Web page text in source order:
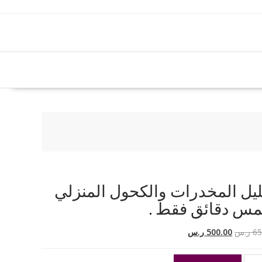
المخدرات والكحول المنزلي
دقائق فقط .
ر.س السعر
هو:
500.00 ر.سالسعر
هو: